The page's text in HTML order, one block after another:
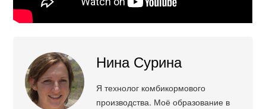
Нина Сурина
Я технолог комбикормового
производства. Моё образование в